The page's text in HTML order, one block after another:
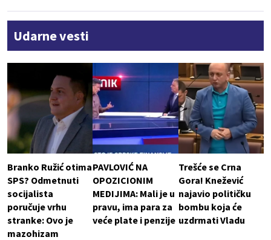
Udarne vesti
Branko Ružić otima
SPS? Odmetnuti
socijalista
poručuje vrhu
stranke: Ovo je
mazohizam
PAVLOVIĆ NA
OPOZICIONIM
MEDIJIMA: Mali je u
pravu, ima para za
veće plate i penzije
Trešće se Crna
Gora! Knežević
najavio političku
bombu koja će
uzdrmati Vladu